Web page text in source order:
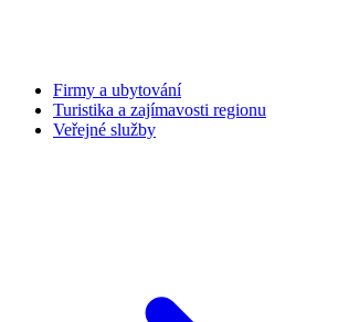
Firmy a ubytování
Turistika a zajímavosti regionu
Veřejné služby